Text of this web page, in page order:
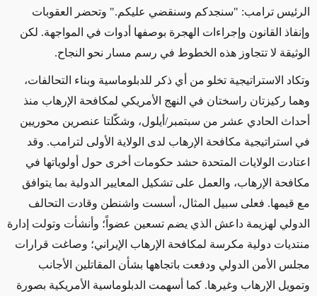
الرئيس ترامب: "سنجدكم وسنقضي عليكم." وتحضر العقوبات
وإنفاذ القانون وإجراءات الهجرة بوصفها أدوات في المواجهة. لكن
الوثيقة لا تتجاوز هذه الخطوط في رسم مسار نحو النجاح.
وتكاد الاستراتيجية تخلو من أي ذكر للدبلوماسية وبناء التحالفات،
وهما ركيزتان راسختان في النهج الأمريكي لمكافحة الإرهاب منذ
أحداث الحادي عشر من سبتمبر/أيلول، وشكّلتا عنصرين محوريين
في استراتيجية مكافحة الإرهاب لدى الولاية الأولى لترامب. وقد
اعتادت الولايات المتحدة حشد حكومات أخرى حول أولوياتها في
مكافحة الإرهاب، والعمل على تشكيل المعايير الدولية بما يتوافق
مع قيمها. فعلى سبيل المثال، أسست واشنطن وقادت التحالف
الدولي لهزيمة داعش الذي يضم تسعين عضواً؛ وأنشأت وتولت إدارة
منتديات دولية مكرسة لمكافحة الإرهاب الإيراني؛ وصاغت قرارات
مجلس الأمن الدولي ودفعت باتجاهها بشأن المقاتلين الأجانب
وتمويل الإرهاب وغيرها. كما أسهمت الدبلوماسية الأمريكية بصورة